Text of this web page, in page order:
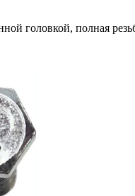
головкой, полная